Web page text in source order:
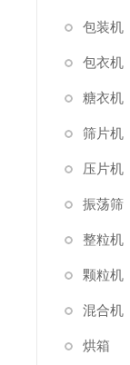
包装机
包衣机
糖衣机
筛片机
压片机
振荡筛
整粒机
颗粒机
混合机
烘箱